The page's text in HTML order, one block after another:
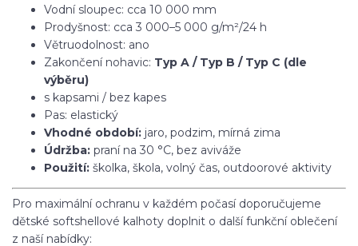
Vodní sloupec: cca 10 000 mm
Prodyšnost: cca 3 000–5 000 g/m²/24 h
Větruodolnost: ano
Zakončení nohavic: Typ A / Typ B / Typ C (dle
výběru)
s kapsami / bez kapes
Pas: elastický
Vhodné období: jaro, podzim, mírná zima
Údržba: praní na 30 °C, bez aviváže
Použití: školka, škola, volný čas, outdoorové aktivity
Pro maximální ochranu v každém počasí doporučujeme
dětské softshellové kalhoty doplnit o další funkční oblečení
z naší nabídky: